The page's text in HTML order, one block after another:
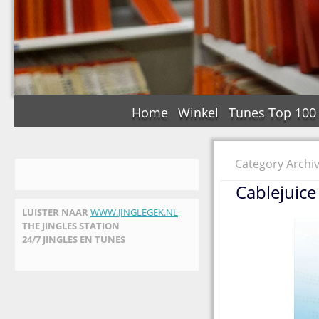
Home Winkel Tunes Top 100
LUISTER NAAR WWW.JINGLEGEK.NL
THE JINGLES STATION
24/7 JINGLES EN TUNES
Category